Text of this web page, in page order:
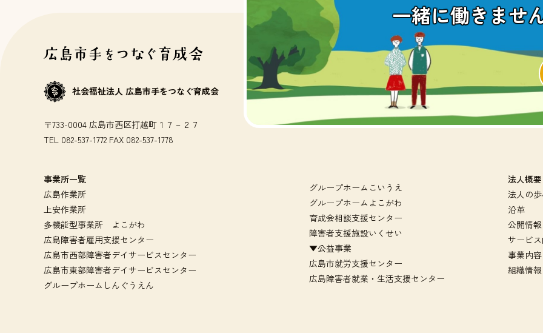
一緒に働きませ
社会福祉法人 広島市手をつなぐ育成会
〒733-0004 広島市西区打越町１７－２７
TEL 082-537-1772 FAX 082-537-1778
事業所一覧
広島作業所
上安作業所
多機能型事業所 よこがわ
広島障害者雇用支援センター
広島市西部障害者デイサービスセンター
広島市東部障害者デイサービスセンター
グループホームしんぐうえん
グループホームこいうえ
グループホームよこがわ
育成会相談支援センター
障害者支援施設いくせい
▼公益事業
広島市就労支援センター
広島障害者就業・生活支援センター
法人概要
法人の
沿革
公開情報
サービ
事業内容
組織情報